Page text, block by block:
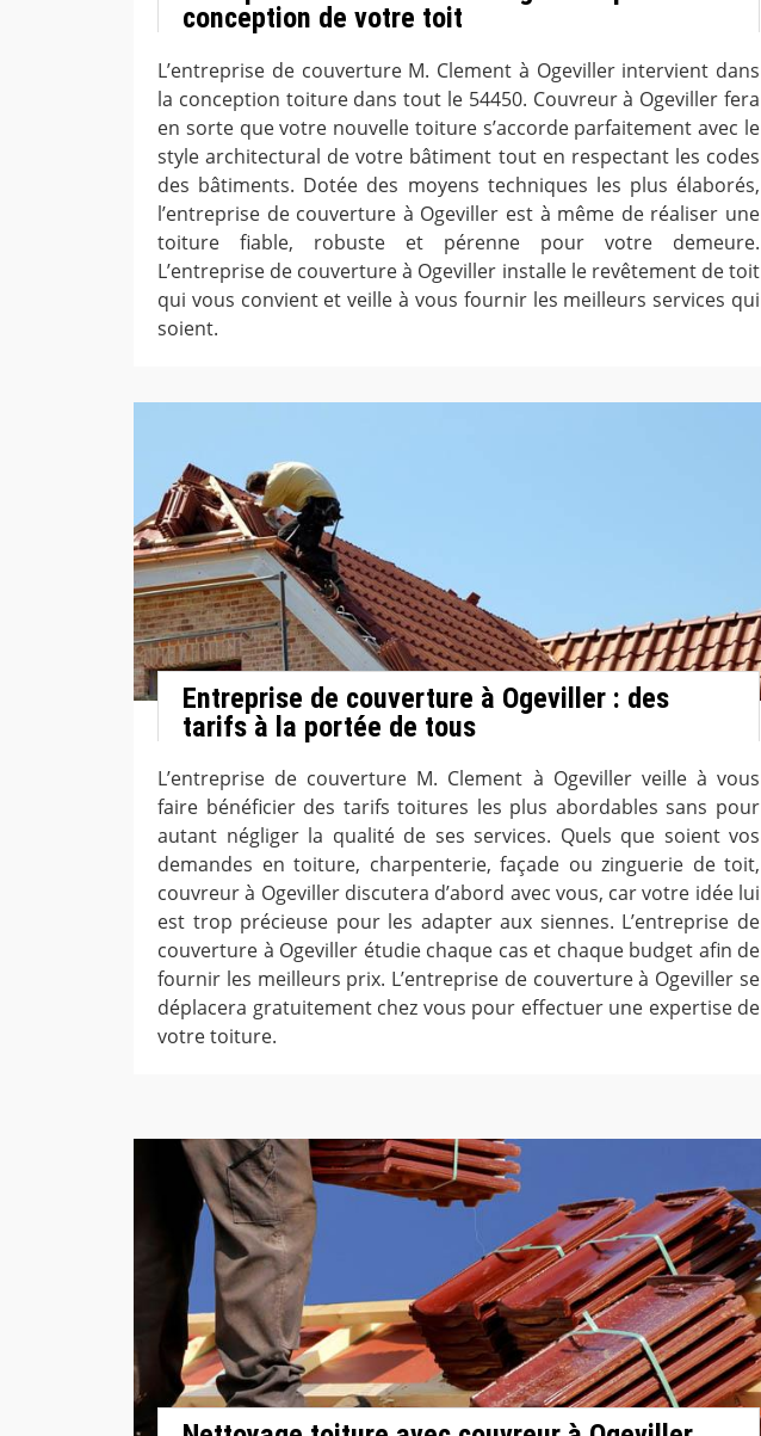
conception de votre toit
L’entreprise de couverture M. Clement à Ogeviller intervient dans
la conception toiture dans tout le 54450. Couvreur à Ogeviller fera
en sorte que votre nouvelle toiture s’accorde parfaitement avec le
style architectural de votre bâtiment tout en respectant les codes
des bâtiments. Dotée des moyens techniques les plus élaborés,
l’entreprise de couverture à Ogeviller est à même de réaliser une
toiture fiable, robuste et pérenne pour votre demeure.
L’entreprise de couverture à Ogeviller installe le revêtement de toit
qui vous convient et veille à vous fournir les meilleurs services qui
soient.
Entreprise de couverture à Ogeviller : des
tarifs à la portée de tous
L’entreprise de couverture M. Clement à Ogeviller veille à vous
faire bénéficier des tarifs toitures les plus abordables sans pour
autant négliger la qualité de ses services. Quels que soient vos
demandes en toiture, charpenterie, façade ou zinguerie de toit,
couvreur à Ogeviller discutera d’abord avec vous, car votre idée lui
est trop précieuse pour les adapter aux siennes. L’entreprise de
couverture à Ogeviller étudie chaque cas et chaque budget afin de
fournir les meilleurs prix. L’entreprise de couverture à Ogeviller se
déplacera gratuitement chez vous pour effectuer une expertise de
votre toiture.